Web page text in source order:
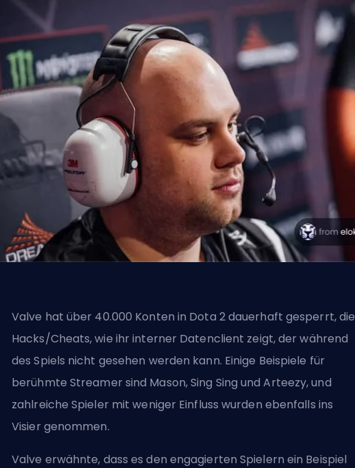
Valve hat über 40.000 Konten in Dota 2 dauerhaft gesperrt, die
Hacks/Cheats, wie ihr interner Datenclient zeigt, der während
des Spiels nicht gesehen werden kann. Einige Beispiele für
berühmte Streamer sind Mason, Sing Sing und Arteezy, und
zahlreiche Spieler mit weniger Einfluss wurden ebenfalls ins
Visier genommen.
Valve erwähnte, dass es den engagierten Spielern ein Beispiel